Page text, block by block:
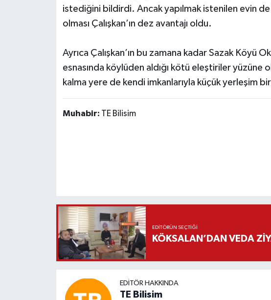
istediğini bildirdi. Ancak yapılmak istenilen evin
olması Çalışkan’ın dez avantajı oldu.
Ayrıca Çalışkan’ın bu zamana kadar Sazak Köyü
esnasında köylüden aldığı kötü eleştiriler yüzüne
kalma yere de kendi imkanlarıyla küçük yerleşim
Muhabir: TE Bilisim
EDITÖRÜN SEÇTIĞI
KÖKSALAN’DAN VEDA
EDITÖR HAKKINDA
TE Bilisim